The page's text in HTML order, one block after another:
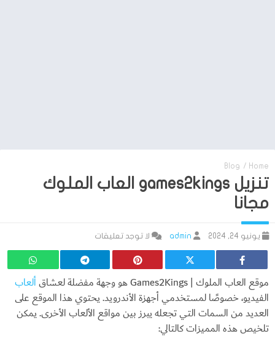
Home
/
Blog
تنزيل games2kings العاب الملوك
مجانا
يونيو 24, 2024 admin لا توجد تعليقات
موقع العاب الملوك | Games2Kings هو وجهة مفضلة لعشاق
ألعاب
الفيديو، خصوصًا لمستخدمي أجهزة الأندرويد. يحتوي هذا الموقع على
العديد من السمات التي تجعله يبرز بين مواقع الألعاب الأخرى. يمكن
تلخيص هذه المميزات كالتالي: